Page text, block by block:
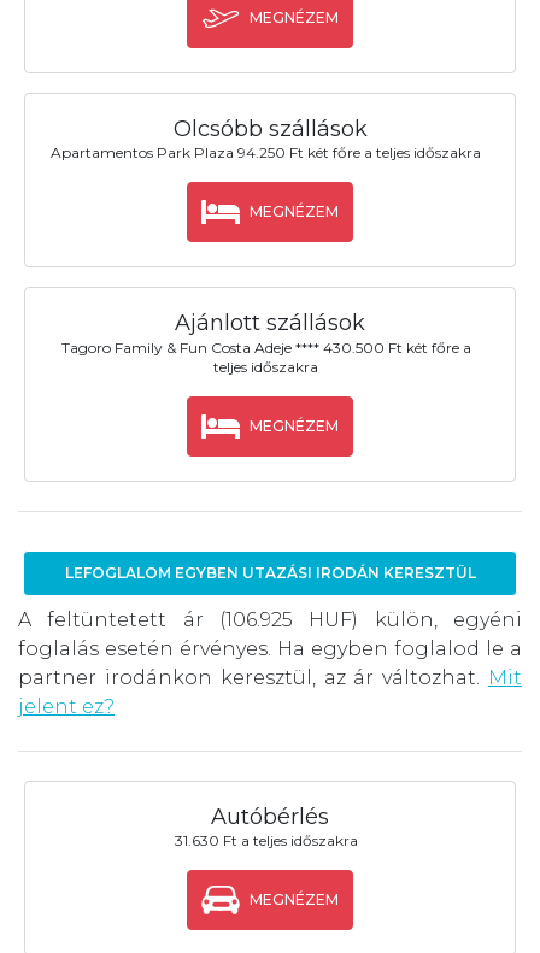
MEGNÉZEM
Olcsóbb szállások
Apartamentos Park Plaza 94.250 Ft két főre a teljes időszakra
MEGNÉZEM
Ajánlott szállások
Tagoro Family & Fun Costa Adeje **** 430.500 Ft két főre a
teljes időszakra
MEGNÉZEM
LEFOGLALOM EGYBEN UTAZÁSI IRODÁN KERESZTÜL
A feltüntetett ár (106.925 HUF) külön, egyéni
foglalás esetén érvényes. Ha egyben foglalod le a
partner irodánkon keresztül, az ár változhat.
Mit
jelent ez?
Autóbérlés
31.630 Ft a teljes időszakra
MEGNÉZEM